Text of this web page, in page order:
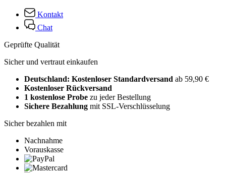
Kontakt
Chat
Geprüfte Qualität
Sicher und vertraut einkaufen
Deutschland: Kostenloser Standardversand ab 59,90 €
Kostenloser Rückversand
1 kostenlose Probe zu jeder Bestellung
Sichere Bezahlung mit SSL-Verschlüsselung
Sicher bezahlen mit
Nachnahme
Vorauskasse